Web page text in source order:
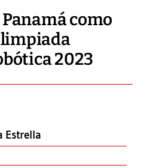
como
2023
Estrella